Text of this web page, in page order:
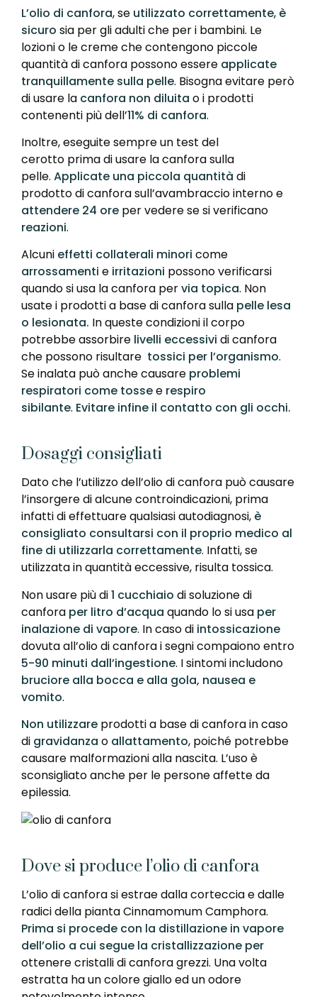
L’olio di canfora, se utilizzato correttamente, è
sicuro sia per gli adulti che per i bambini. Le
lozioni o le creme che contengono piccole
quantità di canfora possono essere applicate
tranquillamente sulla pelle. Bisogna evitare però
di usare la canfora non diluita o i prodotti
contenenti più dell’11% di canfora.
Inoltre, eseguite sempre un test del
cerotto prima di usare la canfora sulla
pelle. Applicate una piccola quantità di
prodotto di canfora sull’avambraccio interno e
attendere 24 ore per vedere se si verificano
reazioni.
Alcuni effetti collaterali minori come
arrossamenti e irritazioni possono verificarsi
quando si usa la canfora pervia topica. Non
usate i prodotti a base di canfora sulla pelle lesa
o lesionata. In queste condizioni il corpo
potrebbe assorbire livelli eccessivi di canfora
che possono risultare tossici per l’organismo.
Se inalata può anche causare problemi
respiratori come tossee respiro
sibilante. Evitare infine il contatto con gli occhi.
Dosaggi consigliati
Dato che l’utilizzo dell’olio di canfora può causare
l’insorgere di alcune controindicazioni, prima
infatti di effettuare qualsiasi autodiagnosi, è
consigliato consultarsi con il proprio medico al
fine di utilizzarla correttamente. Infatti, se
utilizzata in quantità eccessive, risulta tossica.
Non usare più di1 cucchiaio di soluzione di
canfora per litro d’acqua quando lo si usa per
inalazione di vapore. In caso di intossicazione
dovuta all’olio di canfora i segni compaiono entro
5-90 minuti dall’ingestione. I sintomi includono
bruciore alla bocca e alla gola, nausea e
vomito.
Non utilizzare prodotti a base di canfora in caso
di gravidanza o allattamento, poiché potrebbe
causare malformazioni alla nascita. L’uso è
sconsigliato anche per le persone affette da
epilessia.
Dove si produce l’olio di canfora
L’olio di canfora si estrae dalla corteccia e dalle
radici della pianta Cinnamomum Camphora.
Prima si procede con la distillazione in vapore
dell’olio a cui segue la cristallizzazione per
ottenere cristalli di canfora grezzi. Una volta
estratta ha un colore giallo ed un odore